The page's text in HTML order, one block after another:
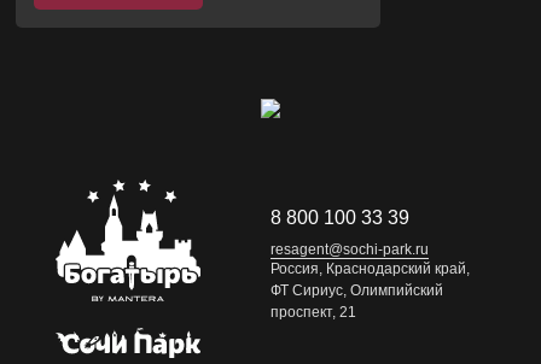
8 800 100 33 39
Россия, Краснодарский край,
ФТ Сириус, Олимпийский
проспект, 21
resagent@sochi-park.ru